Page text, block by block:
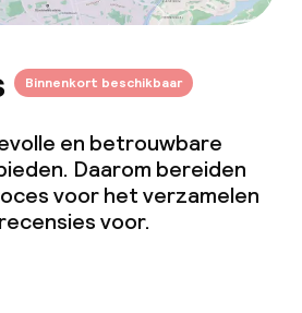
Binnenkort beschikbaar
en betrouwbare
Daarom bereiden
voor het verzamelen
voor.